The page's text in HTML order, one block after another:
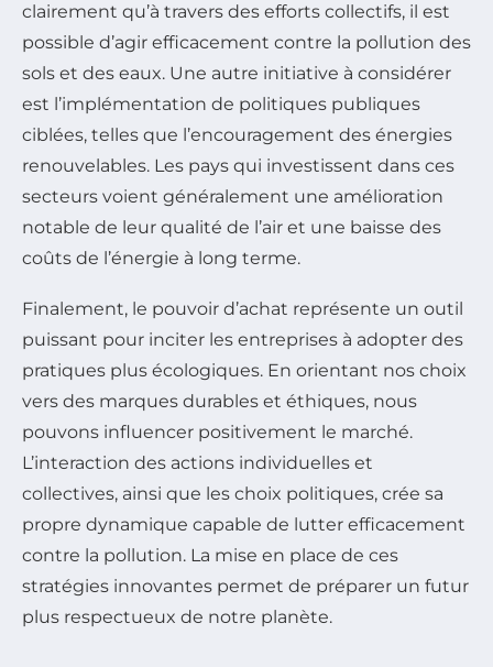
clairement qu’à travers des efforts collectifs, il est
possible d’agir efficacement contre la pollution des
sols et des eaux. Une autre initiative à considérer
est l’implémentation de politiques publiques
ciblées, telles que l’encouragement des énergies
renouvelables. Les pays qui investissent dans ces
secteurs voient généralement une amélioration
notable de leur qualité de l’air et une baisse des
coûts de l’énergie à long terme.
Finalement, le pouvoir d’achat représente un outil
puissant pour inciter les entreprises à adopter des
pratiques plus écologiques. En orientant nos choix
vers des marques durables et éthiques, nous
pouvons influencer positivement le marché.
L’interaction des actions individuelles et
collectives, ainsi que les choix politiques, crée sa
propre dynamique capable de lutter efficacement
contre la pollution. La mise en place de ces
stratégies innovantes permet de préparer un futur
plus respectueux de notre planète.